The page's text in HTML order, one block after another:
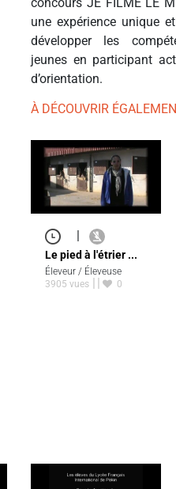
une expérience unique
développer les
jeunes en participant
d’orientation.
À DÉCOUVRIR
Le pied à l'étrier ...
Éleveur / Éleveuse
3905 vues
0